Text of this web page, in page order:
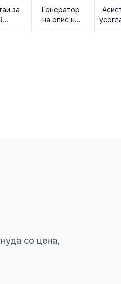
за
Генератор
на опис на
работни
со цена,